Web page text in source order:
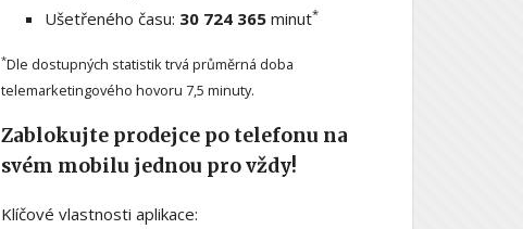
Ušetřeného času: 30 724 365minut*
*Dle dostupných statistik trvá průměrná doba
telemarketingového hovoru 7,5 minuty.
Zablokujte prodejce po telefonu na
svém mobilu jednou pro vždy!
Klíčové vlastnosti aplikace: